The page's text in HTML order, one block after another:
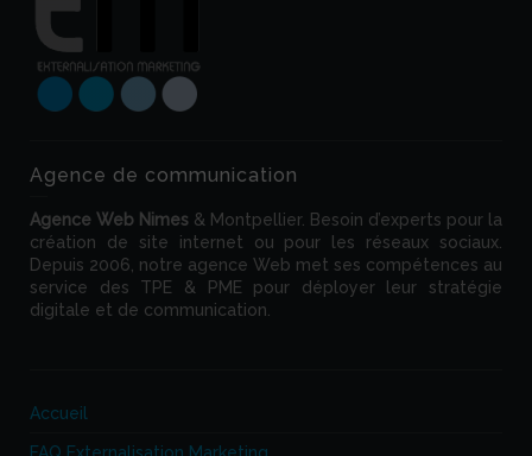
Agence de communication
Agence Web Nimes & Montpellier. Besoin d’experts pour la
création de site internet ou pour les réseaux sociaux.
Depuis 2006, notre agence Web met ses compétences au
service des TPE & PME pour déployer leur stratégie
digitale et de communication.
Accueil